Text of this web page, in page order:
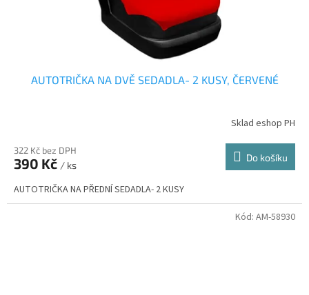
AUTOTRIČKA NA DVĚ SEDADLA- 2 KUSY, ČERVENÉ
Sklad eshop PH
322 Kč bez DPH
390 Kč / ks
Do košíku
AUTOTRIČKA NA PŘEDNÍ SEDADLA- 2 KUSY
Kód: AM-58930